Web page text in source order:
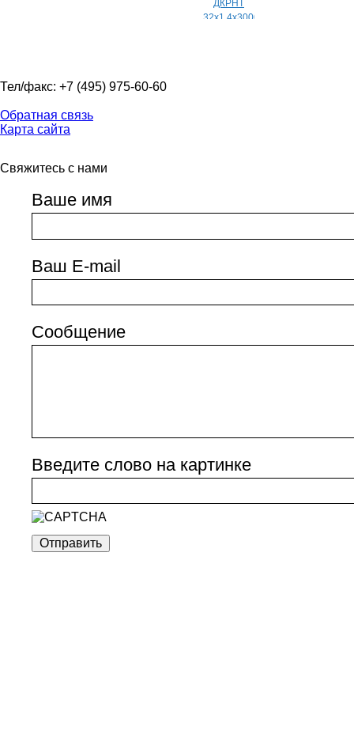
Тел/факс: +7 (495) 975-60-60
Обратная связь
Карта сайта
Свяжитесь с нами
Ваше имя
Ваш E-mail
Сообщение
Введите слово на картинке